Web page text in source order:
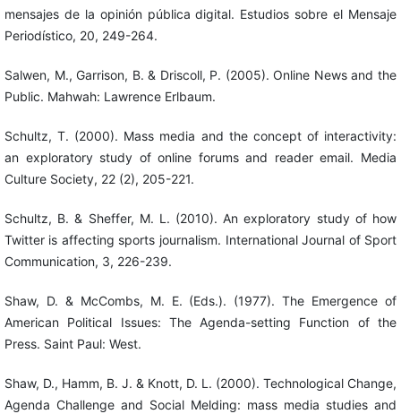
mensajes de la opinión pública digital. Estudios sobre el Mensaje
Periodístico, 20, 249-264.
Salwen, M., Garrison, B. & Driscoll, P. (2005). Online News and the
Public. Mahwah: Lawrence Erlbaum.
Schultz, T. (2000). Mass media and the concept of interactivity:
an exploratory study of online forums and reader email. Media
Culture Society, 22 (2), 205-221.
Schultz, B. & Sheffer, M. L. (2010). An exploratory study of how
Twitter is affecting sports journalism. International Journal of Sport
Communication, 3, 226-239.
Shaw, D. & McCombs, M. E. (Eds.). (1977). The Emergence of
American Political Issues: The Agenda-setting Function of the
Press. Saint Paul: West.
Shaw, D., Hamm, B. J. & Knott, D. L. (2000). Technological Change,
Agenda Challenge and Social Melding: mass media studies and